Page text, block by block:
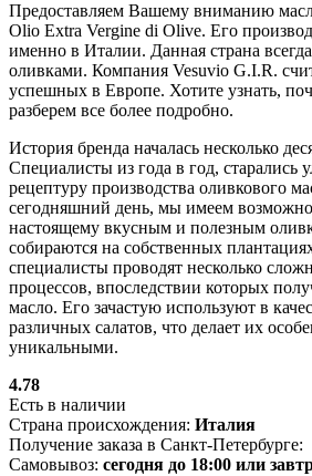
Предоставляем Вашему вниманию
Olio Extra Vergine di Olive. Его
именно в Италии. Данная страна
оливками. Компания Vesuvio G.I.R.
успешных в Европе. Хотите узнать,
разберем все более подробно.
История бренда началась несколько
Специалисты из года в год, старались
рецептуру производства оливкового
сегодняшний день, мы имеем
настоящему вкусным и полезным
собираются на собственных
специалисты проводят несколько
процессов, впоследствии которых
масло. Его зачастую используют в
различных салатов, что делает их
уникальными.
4.78
Есть в наличии
Страна происхождения: Италия
Получение заказа в Санкт-Петербурге:
Самовывоз: сегодня до 18:00 или